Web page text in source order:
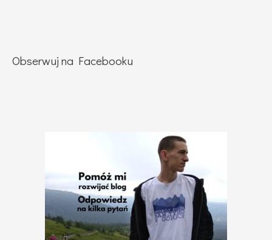
Obserwuj na Facebooku